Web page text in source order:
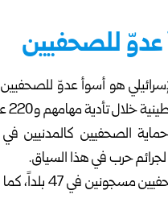
عدوّ للصحفيين
و220 على الأقلّ منذ تشرين الأول 2023.
الصحفيين كالمدنيين في
حرب في هذا السياق.